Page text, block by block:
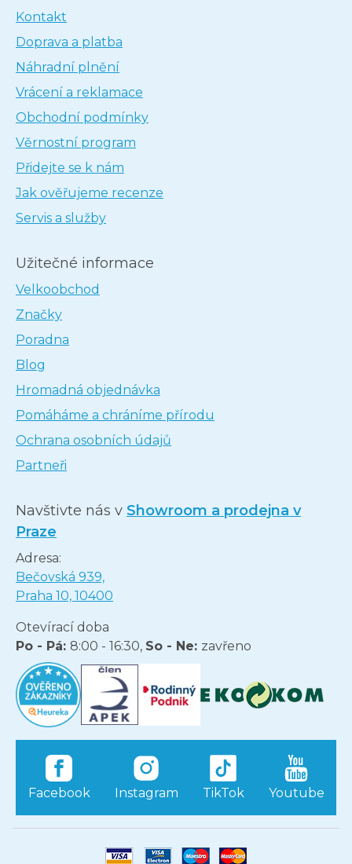
Kontakt
Doprava a platba
Náhradní plnění
Vrácení a reklamace
Obchodní podmínky
Věrnostní program
Přidejte se k nám
Jak ověřujeme recenze
Servis a služby
Užitečné informace
Velkoobchod
Značky
Poradna
Blog
Hromadná objednávka
Pomáháme a chráníme přírodu
Ochrana osobních údajů
Partneři
Navštivte nás v Showroom a prodejna v
Praze
Adresa:
Bečovská 939,
Praha 10, 10400
Otevírací doba
Po - Pá: 8:00 - 16:30, So - Ne: zavřeno
Facebook Instagram TikTok Youtube